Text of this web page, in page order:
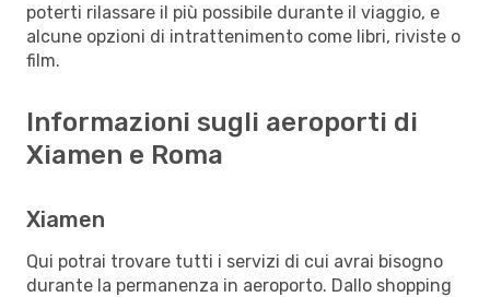
poterti rilassare il più possibile durante il viaggio, e
alcune opzioni di intrattenimento come libri, riviste o
film.
Informazioni sugli aeroporti di
Xiamen e Roma
Xiamen
Qui potrai trovare tutti i servizi di cui avrai bisogno
durante la permanenza in aeroporto. Dallo shopping